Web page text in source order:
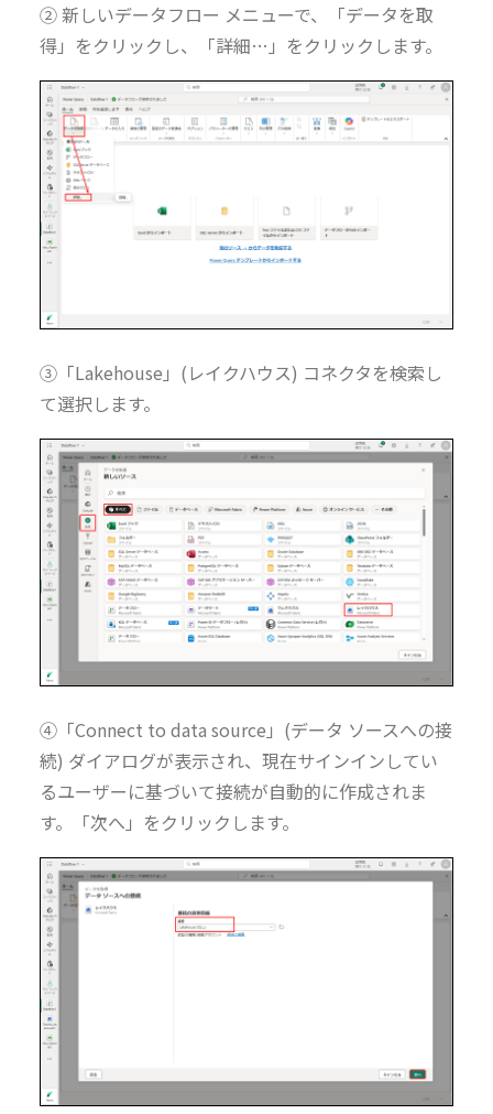
② 新しいデータフロー メニューで、「データを取
得」をクリックし、「詳細…」をクリックします。
③「Lakehouse」(レイクハウス) コネクタを検索し
て選択します。
④「Connect to data source」(データ ソースへの接
続) ダイアログが表示され、現在サインインしてい
るユーザーに基づいて接続が自動的に作成されま
す。「次へ」をクリックします。